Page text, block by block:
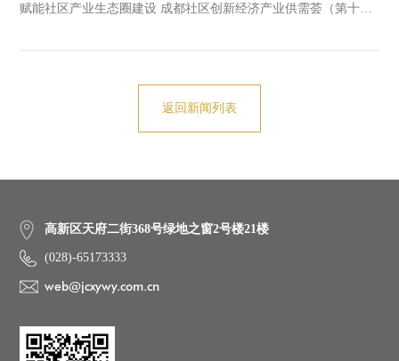
赋能社区产业生态圈建设 成都社区创新经济产业供需荟（第十一场）在成都嘉诚新悦集团成功举办
返回新闻列表
高新区天府二街368号绿地之窗2号楼21楼
(028)-65173333
web@jcxywy.com.cn